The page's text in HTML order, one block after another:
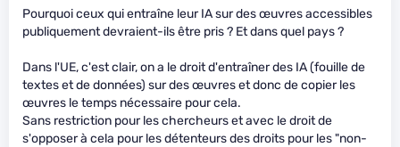
Pourquoi ceux qui entraîne leur IA sur des œuvres accessibles
publiquement devraient-ils être pris ? Et dans quel pays ?
Dans l'UE, c'est clair, on a le droit d'entraîner des IA (fouille de
textes et de données) sur des œuvres et donc de copier les
œuvres le temps nécessaire pour cela.
Sans restriction pour les chercheurs et avec le droit de
s'opposer à cela pour les détenteurs des droits pour les "non-